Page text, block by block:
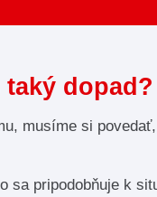
taký dopad?
musíme si
sa pripodobňuje k